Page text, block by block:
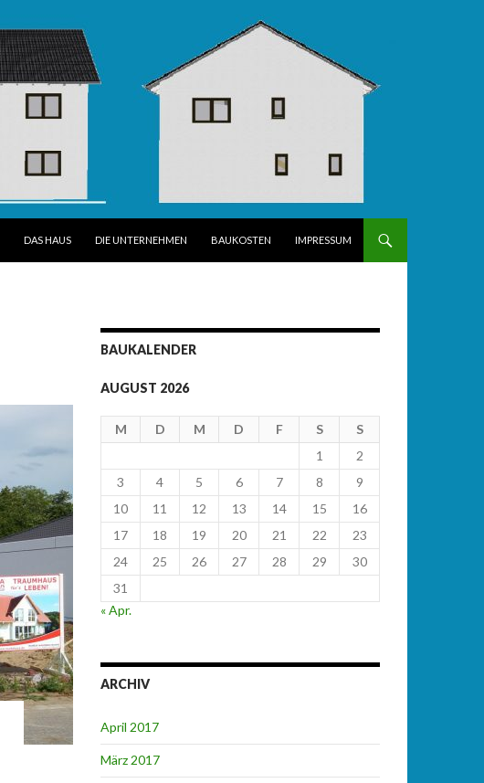
DAS HAUS DIE UNTERNEHMEN BAUKOSTEN IMPRESSUM
BAUKALENDER
AUGUST 2026
M D M D F S
S
1
2
3
4 5 6 7 8
9
10
11 12 13 14 15
16
17
18 19 20 21 22
23
24
25 26 27 28 29
30
31
« Apr.
ARCHIV
April 2017
März 2017